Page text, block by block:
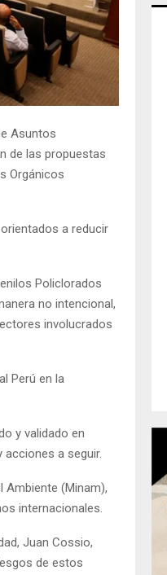
Asuntos
de las propuestas
Orgánicos
a reducir
Policlorados
no intencional,
involucrados
Perú en la
y validado en
acciones a seguir.
Ambiente (Minam),
internacionales.
Juan Cossio,
de estos